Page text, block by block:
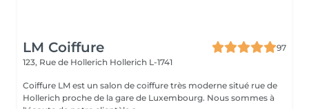
LM Coiffure
97
123, Rue de Hollerich Hollerich L-1741
Coiffure LM est un salon de coiffure très moderne situé rue de
Hollerich proche de la gare de Luxembourg. Nous sommes à